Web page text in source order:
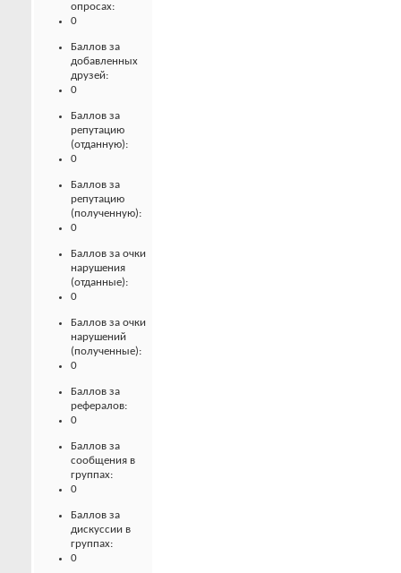
опросах:
0
Баллов за
добавленных
друзей:
0
Баллов за
репутацию
(отданную):
0
Баллов за
репутацию
(полученную):
0
Баллов за очки
нарушения
(отданные):
0
Баллов за очки
нарушений
(полученные):
0
Баллов за
рефералов:
0
Баллов за
сообщения в
группах:
0
Баллов за
дискуссии в
группах:
0